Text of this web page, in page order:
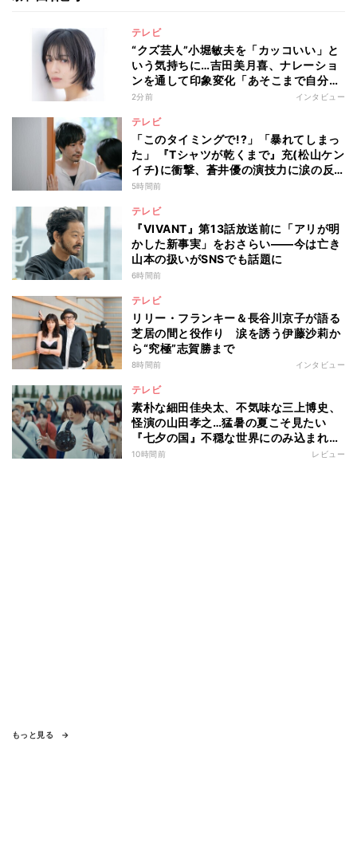
テレビ
“クズ芸人”小堀敏夫を「カッコいい」と
いう気持ちに…吉田美月喜、ナレーショ
ンを通して印象変化「あそこまで自分に
正直に生きられる人は、なかなかいな
2分前 インタビュー
テレビ
「このタイミングで!?」「暴れてしまっ
た」 『Tシャツが乾くまで』充(松山ケン
イチ)に衝撃、蒼井優の演技力に涙の反
響も
5時間前
テレビ
『VIVANT』第13話放送前に「アリが明
かした新事実」をおさらい――今は亡き
山本の扱いがSNSでも話題に
6時間前
テレビ
リリー・フランキー＆長谷川京子が語る
芝居の間と役作り 涙を誘う伊藤沙莉か
ら“究極”志賀勝まで
8時間前 インタビュー
テレビ
素朴な細田佳央太、不気味な三上博史、
怪演の山田孝之…猛暑の夏こそ見たい
『七夕の国』不穏な世界にのみ込まれる
超常ミステリー
10時間前 レビュー
もっと見る